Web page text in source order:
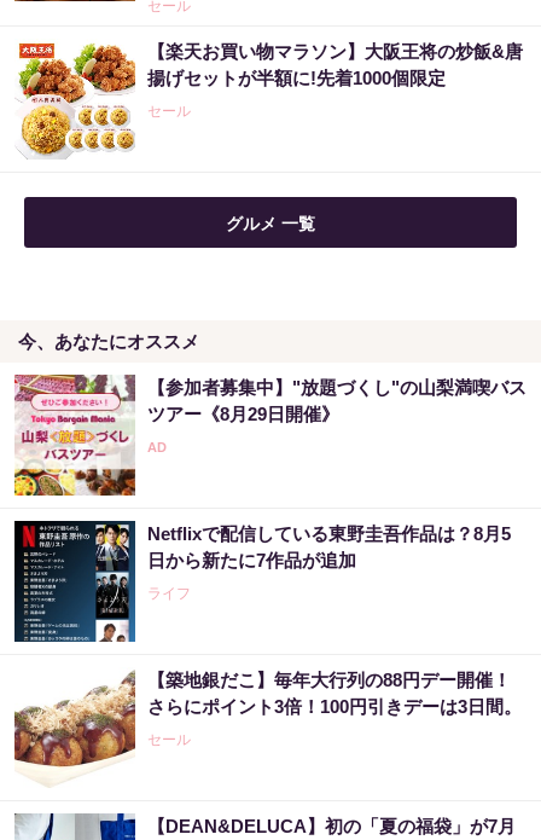
セール
【楽天お買い物マラソン】大阪王将の炒飯&唐
揚げセットが半額に!先着1000個限定
セール
グルメ 一覧
今、あなたにオススメ
【参加者募集中】"放題づくし"の山梨満喫バス
ツアー《8月29日開催》
Netflixで配信している東野圭吾作品は？8月5
日から新たに7作品が追加
ライフ
【築地銀だこ】毎年大行列の88円デー開催！
さらにポイント3倍！100円引きデーは3日間。
セール
【DEAN&DELUCA】初の「夏の福袋」が7月